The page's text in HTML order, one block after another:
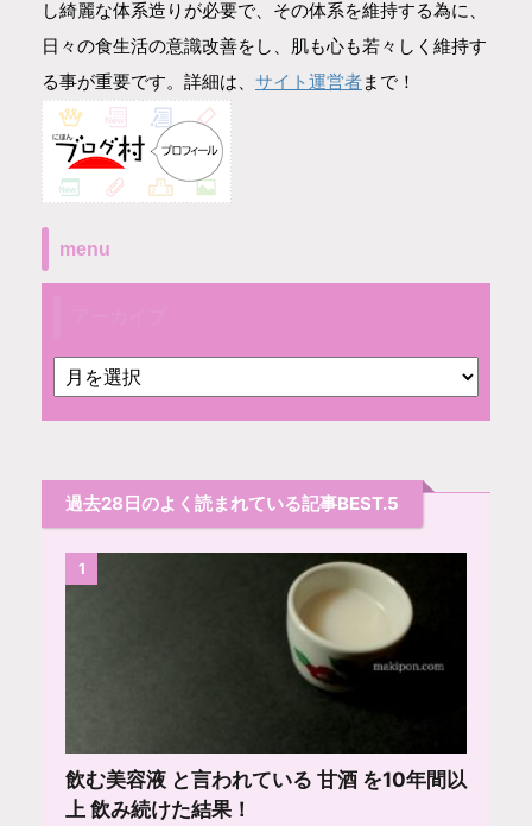
し綺麗な体系造りが必要で、その体系を維持する為に、
日々の食生活の意識改善をし、肌も心も若々しく維持す
る事が重要です。詳細は、 サイト運営者まで！
menu
過去28日のよく読まれている記事BEST.5
1
飲む美容液 と言われている 甘酒 を10年間以
上 飲み続けた結果！